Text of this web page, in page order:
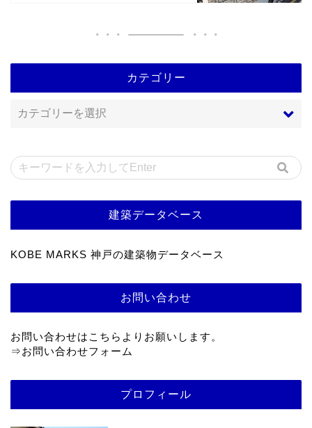
カテゴリー
建築データベース
KOBE MARKS 神戸の建築物データベース
お問い合わせ
お問い合わせはこちらよりお願いします。
⇒お問い合わせフォーム
プロフィール